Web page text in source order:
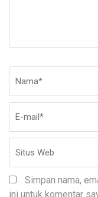
Simpan nama,
ini untuk komentar